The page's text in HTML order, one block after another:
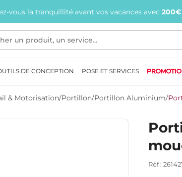
vous la tranquillité avant vos vacances avec
DE CONCEPTION POSE ET SERVICES
& Motorisation/Portillon/Portillon Aluminium/
Réf :